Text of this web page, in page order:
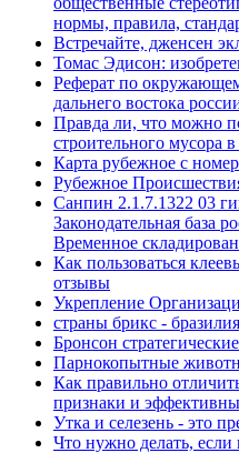
нормы, правила,
Встречайте, дженсен
Томас Эдисон:
Реферат по
дальнего востока
Правда ли, что можно
строительного мусора
Карта рубежное с
Рубежное
Санпин 2.1.7.1322 03
Законодательная база
Временное
Как пользоваться
отзывы
Укрепление
страны брикс -
Бронсон
Парнокопытные
Как правильно
признаки и
Утка и селезень - это
Что нужно делать, если